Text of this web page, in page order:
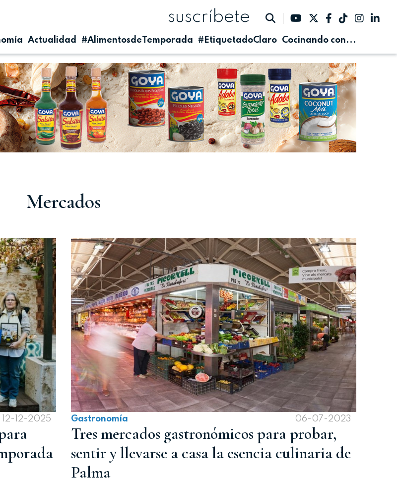
Actualidad #AlimentosdeTemporada #EtiquetadoClaro
Cocinando con...
suscríbete
Mercados
12-12-2025 Gastronomía 06-07-2023
Tres mercados gastronómicos para probar,
sentir y llevarse a casa la esencia culinaria de
Palma